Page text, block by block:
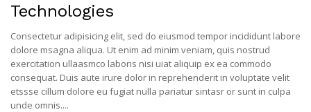
Technologies
Consectetur adipisicing elit, sed do eiusmod tempor incididunt labore
dolore msagna aliqua. Ut enim ad minim veniam, quis nostrud
exercitation ullaasmco laboris nisi uiat aliquip ex ea commodo
consequat. Duis aute irure dolor in reprehenderit in voluptate velit
etssse cillum dolore eu fugiat nulla pariatur sintasr or sunt in culpa
unde omnis....